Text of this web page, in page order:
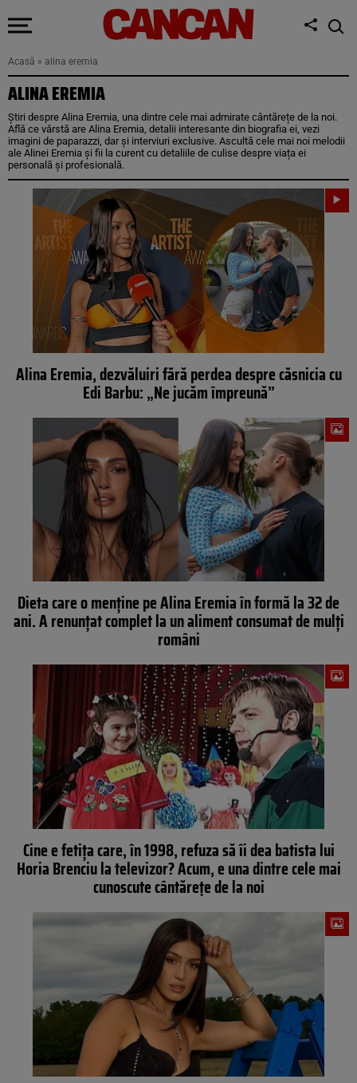
Acasă » alina eremia
ALINA EREMIA
Știri despre Alina Eremia, una dintre cele mai admirate cântărețe de la noi.
Află ce vârstă are Alina Eremia, detalii interesante din biografia ei, vezi
imagini de paparazzi, dar și interviuri exclusive. Ascultă cele mai noi melodii
ale Alinei Eremia și fii la curent cu detaliile de culise despre viața ei
personală și profesională.
Alina Eremia, dezvăluiri fără perdea despre căsnicia cu
Edi Barbu: „Ne jucăm împreună”
Dieta care o menține pe Alina Eremia în formă la 32 de
ani. A renunțat complet la un aliment consumat de mulți
români
Cine e fetița care, în 1998, refuza să îi dea batista lui
Horia Brenciu la televizor? Acum, e una dintre cele mai
cunoscute cântărețe de la noi